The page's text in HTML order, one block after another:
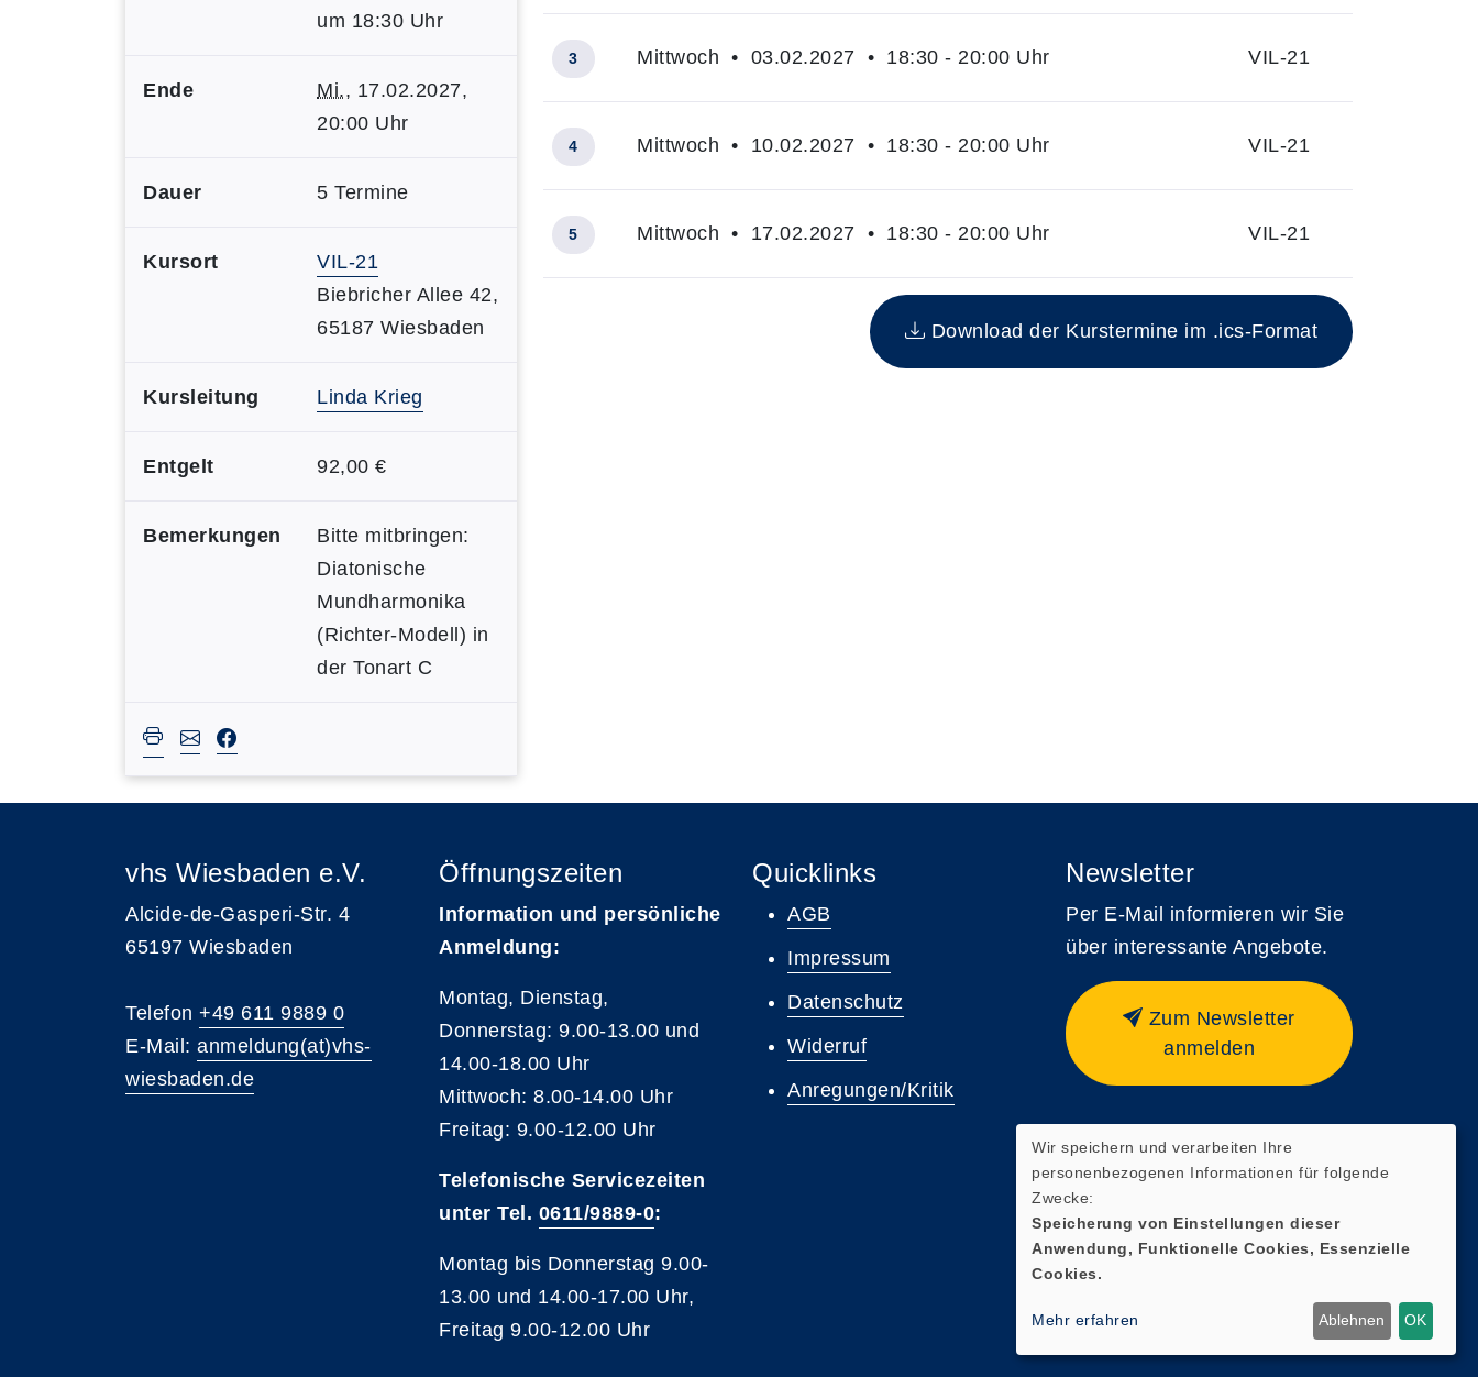
um 18:30 Uhr
Ende Mi., 17.02.2027,
20:00 Uhr
Dauer 5 Termine
Kursort
VIL-21
Biebricher Allee 42,
65187 Wiesbaden
Kursleitung Linda Krieg
Entgelt 92,00 €
Bemerkungen
Bitte mitbringen:
Diatonische
Mundharmonika
(Richter-Modell) in
der Tonart C
Insgesamt gibt es 5 Termine zum diesen Kurs
3 Mittwoch • 03.02.2027 • 18:30 - 20:00 Uhr VIL-21
4 Mittwoch • 10.02.2027 • 18:30 - 20:00 Uhr VIL-21
5 Mittwoch • 17.02.2027 • 18:30 - 20:00 Uhr VIL-21
Download der Kurstermine im .ics-Format
vhs Wiesbaden e.V.
Alcide-de-Gasperi-Str. 4
65197 Wiesbaden
Telefon +49 611 9889 0
E-Mail: anmeldung(at)vhs-
wiesbaden.de
Öffnungszeiten
Information und persönliche
Anmeldung:
Montag, Dienstag,
Donnerstag: 9.00-13.00 und
14.00-18.00 Uhr
Mittwoch: 8.00-14.00 Uhr
Freitag: 9.00-12.00 Uhr
Telefonische Servicezeiten
unter Tel. 0611/9889-0:
Montag bis Donnerstag 9.00-
13.00 und 14.00-17.00 Uhr,
Freitag 9.00-12.00 Uhr
Quicklinks
AGB
Impressum
Datenschutz
Widerruf
Anregungen/Kritik
Newsletter
Per E-Mail informieren wir Sie
über interessante Angebote.
Zum Newsletter
anmelden
Widerrufsformular
Wir speichern und verarbeiten Ihre
personenbezogenen Informationen für folgende
Zwecke:
Speicherung von Einstellungen dieser
Anwendung, Funktionelle Cookies, Essenzielle
Cookies.
Mehr erfahren Ablehnen OK